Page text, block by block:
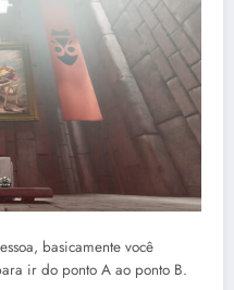
basicamente você
ir do ponto A ao ponto B.